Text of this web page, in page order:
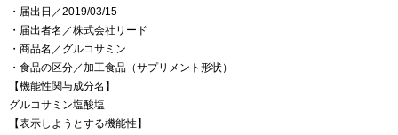
・届出日／2019/03/15
・届出者名／株式会社リード
・商品名／グルコサミン
・食品の区分／加工食品（サプリメント形状）
【機能性関与成分名】
グルコサミン塩酸塩
【表示しようとする機能性】